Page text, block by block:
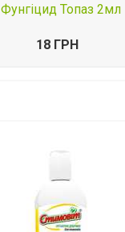
Фунгіцид Топаз 2мл
18 ГРН